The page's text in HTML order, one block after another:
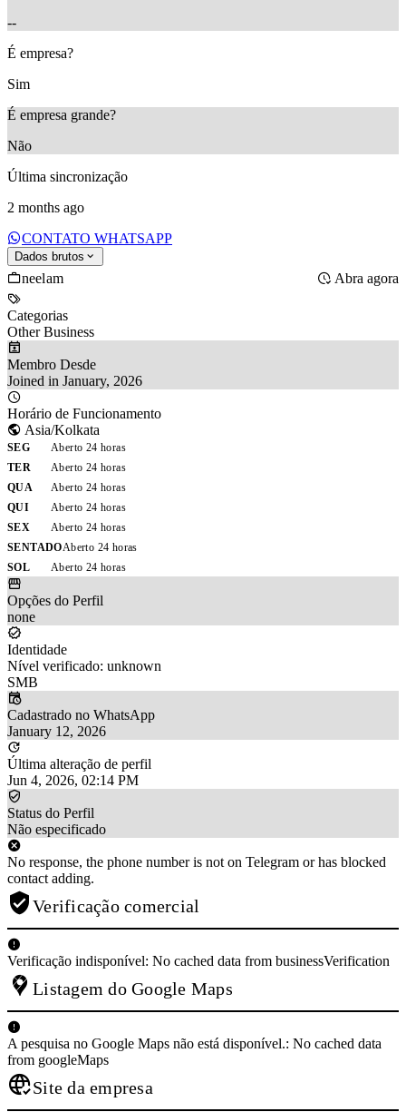
--
É empresa?
Sim
É empresa grande?
Não
Última sincronização
2 months ago
CONTATO WHATSAPP
Dados brutos
neelam Abra agora
Categorias
Other Business
Membro Desde
Joined in January, 2026
Horário de Funcionamento
Asia/Kolkata
SEG
Aberto 24 horas
TER
Aberto 24 horas
QUA
Aberto 24 horas
QUI
Aberto 24 horas
SEX
Aberto 24 horas
SENTADOAberto 24 horas
SOL
Aberto 24 horas
Opções do Perfil
none
Identidade
Nível verificado: unknown
SMB
Cadastrado no WhatsApp
January 12, 2026
Última alteração de perfil
Jun 4, 2026, 02:14 PM
Status do Perfil
Não especificado
No response, the phone number is not on Telegram or has blocked
contact adding.
Verificação comercial
Verificação indisponível: No cached data from businessVerification
Listagem do Google Maps
A pesquisa no Google Maps não está disponível.: No cached data
from googleMaps
Site da empresa